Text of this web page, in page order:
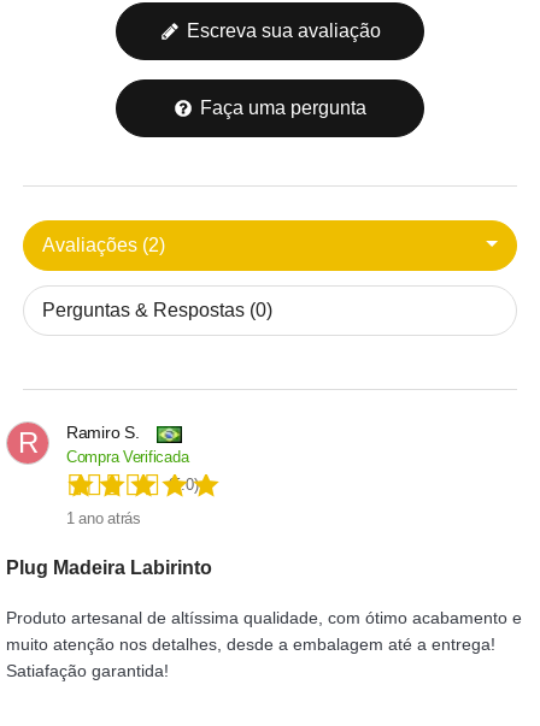
Escreva sua avaliação
Faça uma pergunta
Avaliações (2)
Perguntas & Respostas (0)
R Ramiro S.
Compra Verificada
(5.0)
1 ano atrás
Plug Madeira Labirinto
Produto artesanal de altíssima qualidade, com ótimo acabamento e
muito atenção nos detalhes, desde a embalagem até a entrega!
Satiafação garantida!